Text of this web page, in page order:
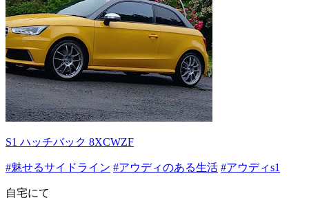
S1 ハッチバック 8XCWZF
#魅せるサイドライン #アウディのある生活 #アウディs1
自宅にて